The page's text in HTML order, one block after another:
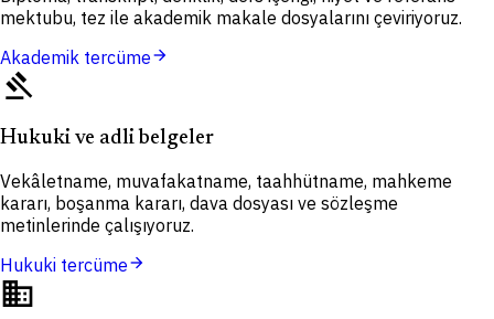
mektubu, tez ile akademik makale dosyalarını çeviriyoruz.
Akademik tercümearrow_forward
gavel
Hukuki ve adli belgeler
Vekâletname, muvafakatname, taahhütname, mahkeme
kararı, boşanma kararı, dava dosyası ve sözleşme
metinlerinde çalışıyoruz.
Hukuki tercümearrow_forward
domain